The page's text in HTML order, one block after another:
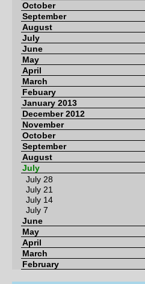
October
September
August
July
June
May
April
March
Febuary
January 2013
December 2012
November
October
September
August
July
July 28
July 21
July 14
July 7
June
May
April
March
February